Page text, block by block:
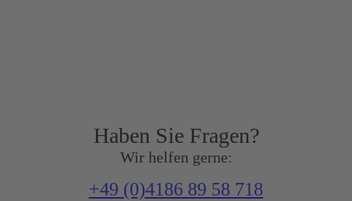
Haben Sie Fragen?
Wir helfen gerne:
+49 (0)4186 89 58 718